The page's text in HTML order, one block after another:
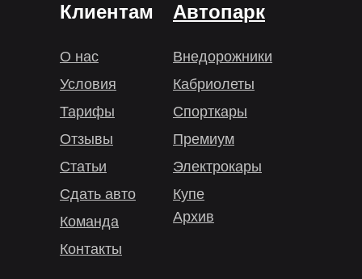
Клиентам
О нас
Условия
Тарифы
Отзывы
Статьи
Контакты
Автопарк
Внедорожники
Кабриолеты
Спорткары
Премиум
Электрокары
Купе
Архив
Сдать авто
Команда